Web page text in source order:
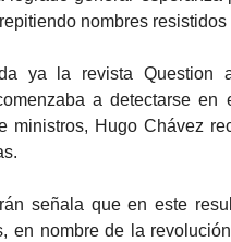
nombres
ya la revista Question
a detectarse
ministros, Hugo Chávez
señala que en este
en nombre de la